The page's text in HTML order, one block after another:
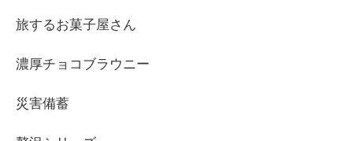
旅するお菓子屋さん
濃厚チョコブラウニー
災害備蓄